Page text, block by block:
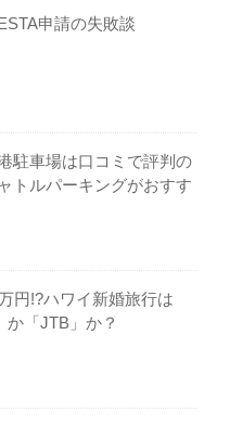
申請の失敗談
駐車場は口コミで評判の
トルパーキングがおすす
円!?ハワイ新婚旅行は
か「JTB」か？